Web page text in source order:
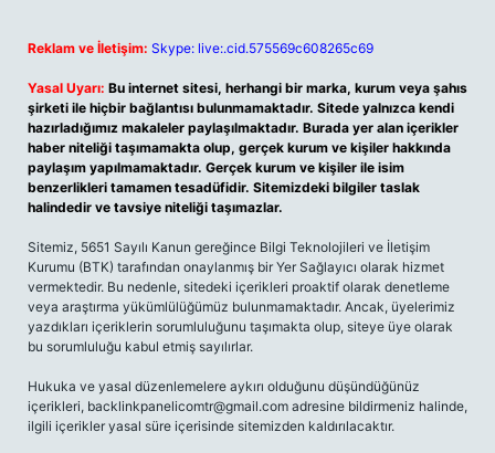
Reklam ve İletişim: Skype: live:.cid.575569c608265c69
Yasal Uyarı: Bu internet sitesi, herhangi bir marka, kurum veya şahıs
şirketi ile hiçbir bağlantısı bulunmamaktadır. Sitede yalnızca kendi
hazırladığımız makaleler paylaşılmaktadır. Burada yer alan içerikler
haber niteliği taşımamakta olup, gerçek kurum ve kişiler hakkında
paylaşım yapılmamaktadır. Gerçek kurum ve kişiler ile isim
benzerlikleri tamamen tesadüfidir. Sitemizdeki bilgiler taslak
halindedir ve tavsiye niteliği taşımazlar.
Sitemiz, 5651 Sayılı Kanun gereğince Bilgi Teknolojileri ve İletişim
Kurumu (BTK) tarafından onaylanmış bir Yer Sağlayıcı olarak hizmet
vermektedir. Bu nedenle, sitedeki içerikleri proaktif olarak denetleme
veya araştırma yükümlülüğümüz bulunmamaktadır. Ancak, üyelerimiz
yazdıkları içeriklerin sorumluluğunu taşımakta olup, siteye üye olarak
bu sorumluluğu kabul etmiş sayılırlar.
Hukuka ve yasal düzenlemelere aykırı olduğunu düşündüğünüz
içerikleri, backlinkpanelicomtr@gmail.com adresine bildirmeniz halinde,
ilgili içerikler yasal süre içerisinde sitemizden kaldırılacaktır.